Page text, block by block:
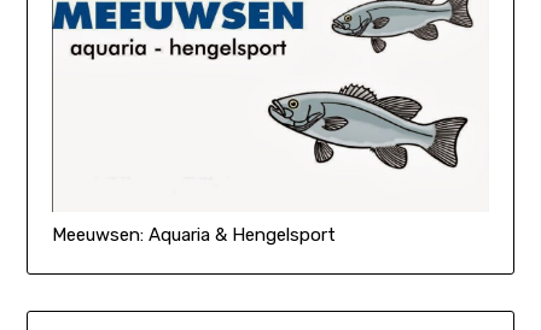
Meeuwsen: Aquaria & Hengelsport